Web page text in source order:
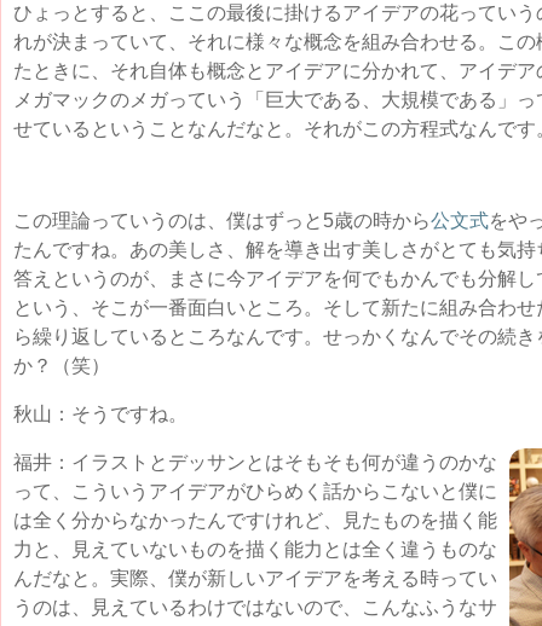
ひょっとすると、ここの最後に掛けるアイデアの花ってい
れが決まっていて、それに様々な概念を組み合わせる。こ
たときに、それ自体も概念とアイデアに分かれて、アイデ
メガマックのメガっていう「巨大である、大規模である」
せているということなんだなと。それがこの方程式なんです
この理論っていうのは、僕はずっと5歳の時から公文式をや
たんですね。あの美しさ、解を導き出す美しさがとても気
答えというのが、まさに今アイデアを何でもかんでも分解
という、そこが一番面白いところ。そして新たに組み合わ
ら繰り返しているところなんです。せっかくなんでその続
か？（笑）
秋山：そうですね。
福井：イラストとデッサンとはそもそも何が違うのかな
って、こういうアイデアがひらめく話からこないと僕に
は全く分からなかったんですけれど、見たものを描く能
力と、見えていないものを描く能力とは全く違うものな
んだなと。実際、僕が新しいアイデアを考える時ってい
うのは、見えているわけではないので、こんなふうなサ